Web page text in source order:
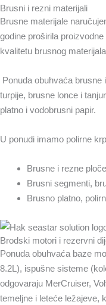
Brusni i rezni materijali
Brusne materijale
godine proširila
kvalitetu brusnog
Ponuda obuhvaća
turpije, brusne lonce i
platno i vodobrusni papir.
U ponudi imamo polirne
Brusne i rezne ploče
Brusni segmenti,
Brusno platno,
Brodski motori i rezervni
Ponuda obuhvaća baze
8.2L), ispušne sisteme
odgovaraju MerCruiser,
temeljne i leteće ležajeve,